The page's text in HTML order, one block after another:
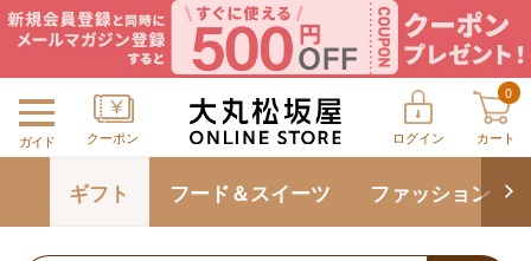
ガイド クーポン ログイン
0
カート
ギフト フード＆スイーツ ファッション